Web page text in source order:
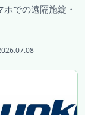
での遠隔施錠・